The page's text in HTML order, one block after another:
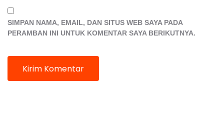
SIMPAN NAMA, EMAIL, DAN SITUS WEB SAYA PADA
PERAMBAN INI UNTUK KOMENTAR SAYA BERIKUTNYA.